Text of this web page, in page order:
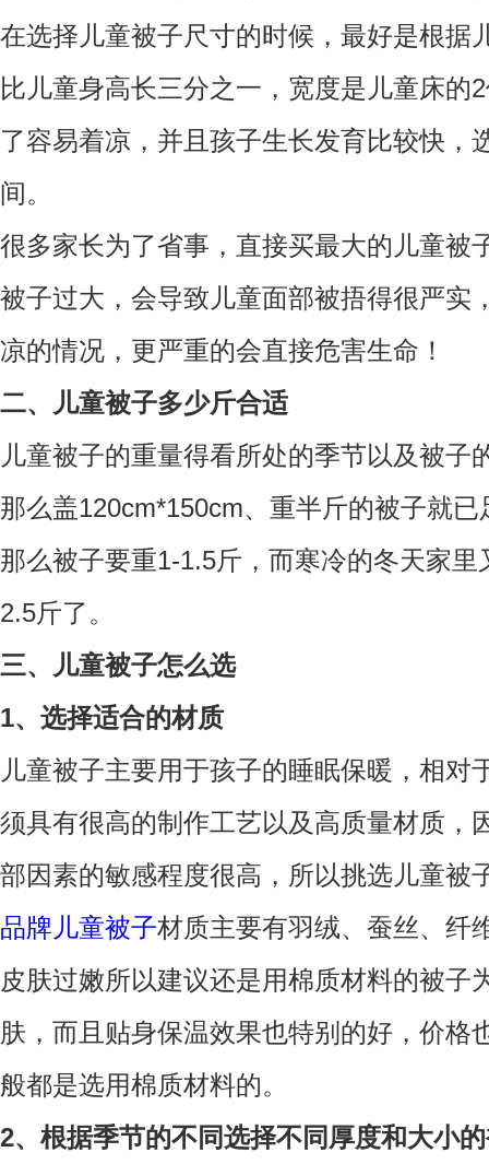
在选择儿童被子尺寸的时候，最好是根据
比儿童身高长三分之一，宽度是儿童床的
了容易着凉，并且孩子生长发育比较快，
间。
很多家长为了省事，直接买最大的儿童被
被子过大，会导致儿童面部被捂得很严实
凉的情况，更严重的会直接危害生命！
二、
儿童被子多少斤合适
儿童被子的重量得看所处的季节以及被子
那么盖120cm*150cm、重半斤的被子就
那么被子要重1-1.5斤，而寒冷的冬天家
2.5斤了。
三、儿童被子怎么选
1、选择适合的材质
儿童被子主要用于孩子的睡眠保暖，相对
须具有很高的制作工艺以及高质量材质，
部因素的敏感程度很高，所以挑选儿童被
品牌儿童被子材质主要有羽绒、蚕丝、纤
皮肤过嫩所以建议还是用棉质材料的被子
肤，而且贴身保温效果也特别的好，价格
般都是选用棉质材料的。
2、根据季节的不同选择不同厚度和大小